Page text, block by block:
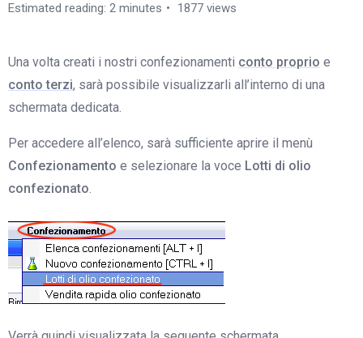
Estimated reading: 2 minutes 1877 views
Una volta creati i nostri confezionamenti conto proprio e
conto terzi, sarà possibile visualizzarli all’interno di una
schermata dedicata.
Per accedere all’elenco, sarà sufficiente aprire il menù
Confezionamento e selezionare la voce Lotti di olio
confezionato.